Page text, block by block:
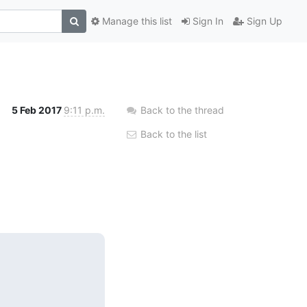
Sign In Sign Up
Manage this list
5 Feb 2017 9:11 p.m. Back to the thread
Back to the list